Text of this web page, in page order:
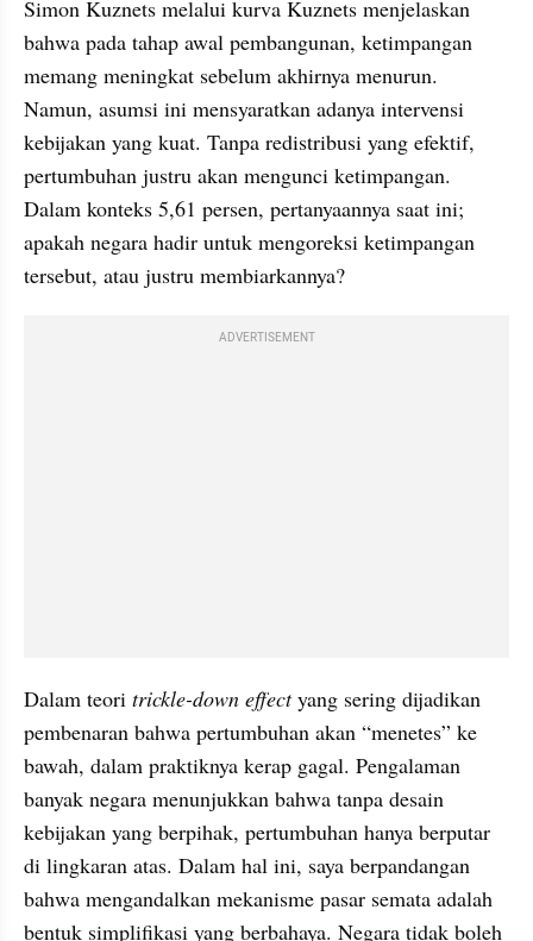
Simon Kuznets melalui kurva Kuznets menjelaskan
bahwa pada tahap awal pembangunan, ketimpangan
memang meningkat sebelum akhirnya menurun.
Namun, asumsi ini mensyaratkan adanya intervensi
kebijakan yang kuat. Tanpa redistribusi yang efektif,
pertumbuhan justru akan mengunci ketimpangan.
Dalam konteks 5,61 persen, pertanyaannya saat ini;
apakah negara hadir untuk mengoreksi ketimpangan
tersebut, atau justru membiarkannya?
ADVERTISEMENT
Dalam teori trickle-down effect yang sering dijadikan
pembenaran bahwa pertumbuhan akan “menetes” ke
bawah, dalam praktiknya kerap gagal. Pengalaman
banyak negara menunjukkan bahwa tanpa desain
kebijakan yang berpihak, pertumbuhan hanya berputar
di lingkaran atas. Dalam hal ini, saya berpandangan
bahwa mengandalkan mekanisme pasar semata adalah
bentuk simplifikasi yang berbahaya. Negara tidak boleh